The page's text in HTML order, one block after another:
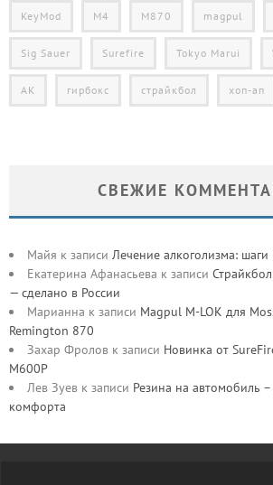
KeyMod M4 M870 magpul
Sig Sauer Surefire Tokyo Marui
АК гирбокс страйкбол хоп-ап
СВЕЖИЕ
Майя к записи Лечение алкоголизма:
Екатерина Афанасьева к записи
— сделано в России
Марианна к записи Magpul M-LOK для
Remington 870
Захар Фролов к записи Новинка от
M600P
Лев Зуев к записи Резина на автомобиль –
комфорта